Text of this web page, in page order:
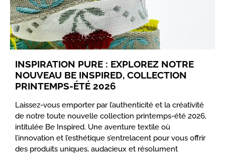
INSPIRATION PURE : EXPLOREZ NOTRE
NOUVEAU BE INSPIRED, COLLECTION
PRINTEMPS-ÉTÉ 2026
Laissez-vous emporter par l’authenticité et la créativité
de notre toute nouvelle collection printemps-été 2026,
intitulée Be Inspired. Une aventure textile où
l’innovation et l’esthétique s’entrelacent pour vous offrir
des produits uniques, audacieux et résolument